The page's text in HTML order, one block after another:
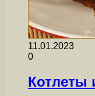
11.01.2023
0
Котлеты